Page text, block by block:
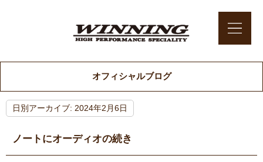
オフィシャルブログ
日別アーカイブ: 2024年2月6日
ノートにオーディオの続き